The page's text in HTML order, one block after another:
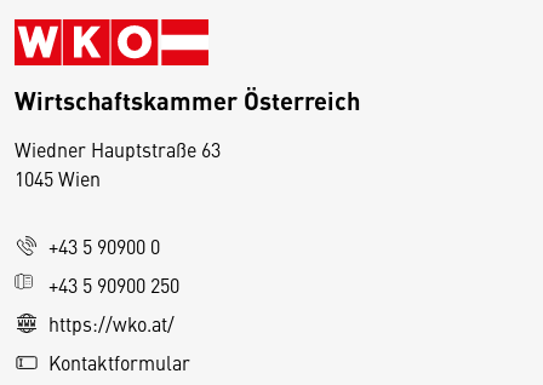
Wirtschaftskammer Österreich
Wiedner Hauptstraße 63
1045 Wien
+43 5 90900 0
+43 5 90900 250
https://wko.at/
Kontaktformular
D
s
e
S
e